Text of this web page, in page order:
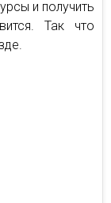
и получить
Так что